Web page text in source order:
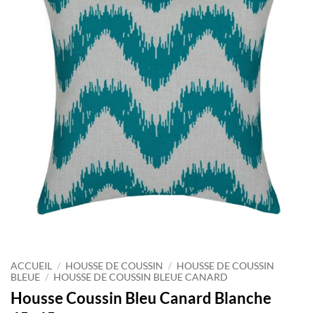
ACCUEIL / HOUSSE DE COUSSIN / HOUSSE DE COUSSIN
BLEUE / HOUSSE DE COUSSIN BLEUE CANARD
Housse Coussin Bleu Canard Blanche